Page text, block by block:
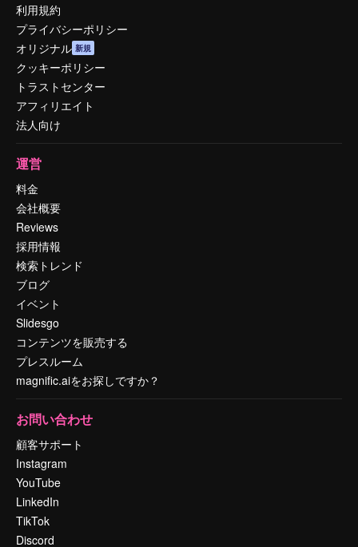
利用規約
プライバシーポリシー
オリジナル 新規
クッキーポリシー
トラストセンター
アフィリエイト
法人向け
運営
料金
会社概要
Reviews
採用情報
検索トレンド
ブログ
イベント
Slidesgo
コンテンツを販売する
プレスルーム
magnific.aiをお探しですか？
お問い合わせ
顧客サポート
Instagram
YouTube
LinkedIn
TikTok
Discord